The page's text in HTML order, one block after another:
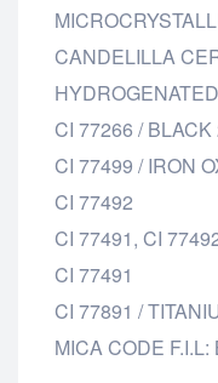
CANDELILLA
CI 77266 / BLACK
CI 77499 / IRON
CI 77492
CI 77491, CI
CI 77491
CI 77891 /
MICA CODE F.I.L: